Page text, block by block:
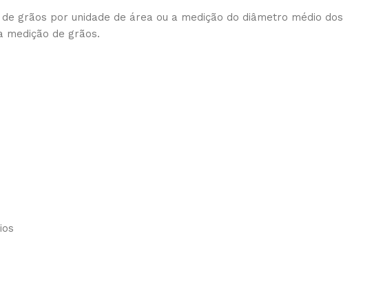
grãos por unidade de área ou a medição do diâmetro médio dos
medição de grãos.